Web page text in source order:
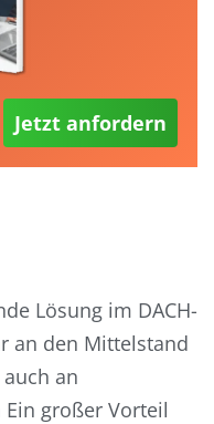
Jetzt anfordern
Lösung im DACH-
an den Mittelstand
an
großer Vorteil